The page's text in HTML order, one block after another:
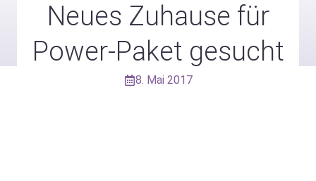
Neues Zuhause für
Power-Paket gesucht
8. Mai 2017